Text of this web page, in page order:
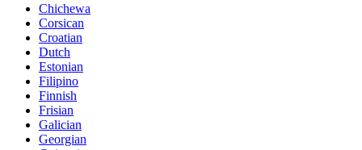
Chichewa
Corsican
Croatian
Dutch
Estonian
Filipino
Finnish
Frisian
Galician
Georgian